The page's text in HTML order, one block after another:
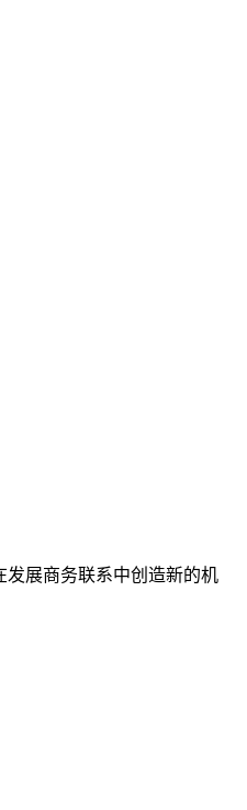
展商务联系中创造新的机